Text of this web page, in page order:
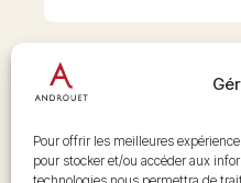
Pour offrir les meilleures
pour stocker et/ou accéder aux